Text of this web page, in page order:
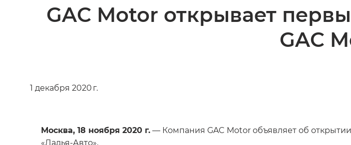
GAC Motor открывает
GAC
1 декабря 2020 г.
Москва, 18 ноября 2020 г.— Компания GAC Motor объявляет об
«Ладья-Авто».